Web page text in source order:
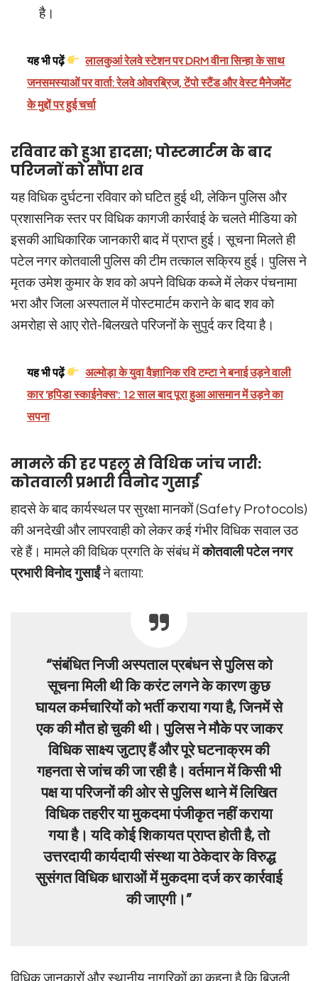
है।
यह भी पढ़ें
लालकुआं रेलवे स्टेशन पर DRM वीना सिन्हा के साथ
जनसमस्याओं पर वार्ता: रेलवे ओवरब्रिज, टेंपो स्टैंड और वेस्ट मैनेजमेंट
के मुद्दों पर हुई चर्चा
रविवार को हुआ हादसा; पोस्टमार्टम के बाद
परिजनों को सौंपा शव
यह विधिक दुर्घटना रविवार को घटित हुई थी, लेकिन पुलिस और
प्रशासनिक स्तर पर विधिक कागजी कार्रवाई के चलते मीडिया को
इसकी आधिकारिक जानकारी बाद में प्राप्त हुई। सूचना मिलते ही
पटेल नगर कोतवाली पुलिस की टीम तत्काल सक्रिय हुई। पुलिस ने
मृतक उमेश कुमार के शव को अपने विधिक कब्जे में लेकर पंचनामा
भरा और जिला अस्पताल में पोस्टमार्टम कराने के बाद शव को
अमरोहा से आए रोते-बिलखते परिजनों के सुपुर्द कर दिया है।
यह भी पढ़ें
अल्मोड़ा के युवा वैज्ञानिक रवि टम्टा ने बनाई उड़ने वाली
कार 'हपिडा स्काईनेक्स': 12 साल बाद पूरा हुआ आसमान में उड़ने का
सपना
मामले की हर पहलू से विधिक जांच जारी:
कोतवाली प्रभारी विनोद गुसाईं
हादसे के बाद कार्यस्थल पर सुरक्षा मानकों (Safety Protocols)
की अनदेखी और लापरवाही को लेकर कई गंभीर विधिक सवाल उठ
रहे हैं। मामले की विधिक प्रगति के संबंध मेंकोतवाली पटेल नगर
प्रभारी विनोद गुसाईंने बताया:
“संबंधित निजी अस्पताल प्रबंधन से पुलिस को
सूचना मिली थी कि करंट लगने के कारण कुछ
घायल कर्मचारियों को भर्ती कराया गया है, जिनमें से
एक की मौत हो चुकी थी। पुलिस ने मौके पर जाकर
विधिक साक्ष्य जुटाए हैं और पूरे घटनाक्रम की
गहनता से जांच की जा रही है। वर्तमान में किसी भी
पक्ष या परिजनों की ओर से पुलिस थाने में लिखित
विधिक तहरीर या मुकदमा पंजीकृत नहीं कराया
गया है। यदि कोई शिकायत प्राप्त होती है, तो
उत्तरदायी कार्यदायी संस्था या ठेकेदार के विरुद्ध
सुसंगत विधिक धाराओं में मुकदमा दर्ज कर कार्रवाई
की जाएगी।”
विधिक जानकारों और स्थानीय नागरिकों का कहना है कि बिजली